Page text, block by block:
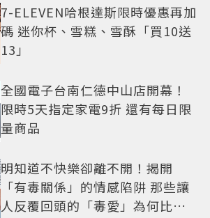
7-ELEVEN哈根達斯限時優惠再加
碼 迷你杯、雪糕、雪酥「買10送
13」
全國電子台南仁德中山店開幕！
限時5天指定家電9折 還有每日限
量商品
明知道不快樂卻離不開！揭開
「有毒關係」的情感陷阱 那些讓
人反覆回頭的「毒愛」為何比菸